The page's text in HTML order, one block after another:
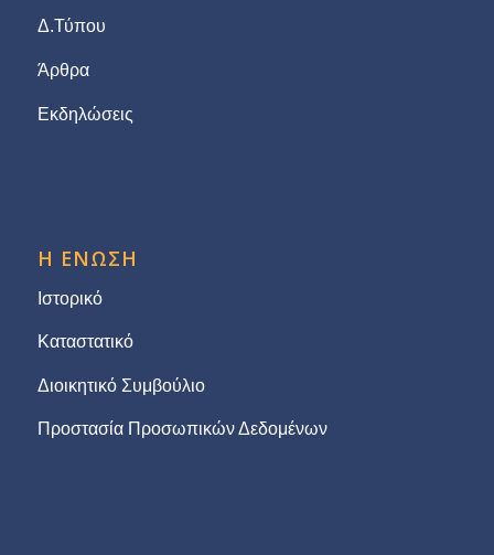
Δ.Τύπου
Άρθρα
Εκδηλώσεις
Η ΕΝΩΣΗ
Ιστορικό
Καταστατικό
Διοικητικό Συμβούλιο
Προστασία Προσωπικών Δεδομένων